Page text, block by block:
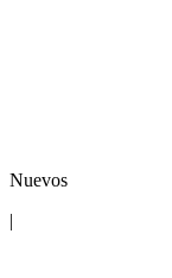
Nuevos
|